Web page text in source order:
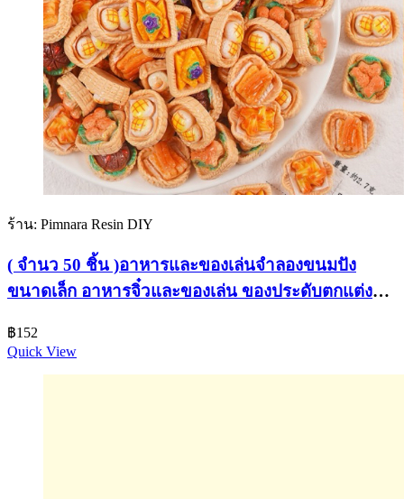
ร้าน: Pimnara Resin DIY
( จำนว 50 ชิ้น )อาหารและของเล่นจำลองขนมปัง
ขนาดเล็ก อาหารจิ๋วและของเล่น ของประดับตกแต่ง
฿152
Quick View